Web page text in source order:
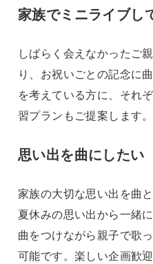
家族でミニライブし
しばらく会えなかったご
り、お祝いごとの記念に
を考えている方に、それ
習プランもご提案します。
思い出を曲にしたい
家族の大切な思い出を曲
夏休みの思い出から一緒
曲をつけながら親子で歌
可能です。楽しい企画歓